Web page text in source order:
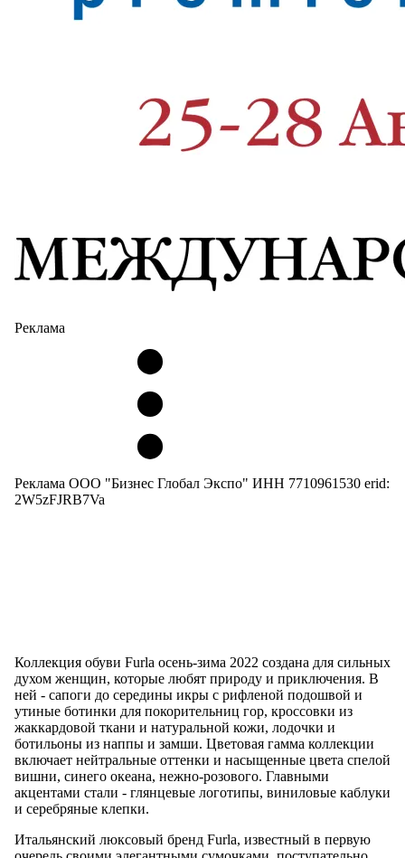
Реклама
Реклама ООО "Бизнес Глобал Экспо" ИНН 7710961530 erid:
2W5zFJRB7Va
Коллекция обуви Furla осень-зима 2022 создана для сильных
духом женщин, которые любят природу и приключения. В
ней - сапоги до середины икры с рифленой подошвой и
утиные ботинки для покорительниц гор, кроссовки из
жаккардовой ткани и натуральной кожи, лодочки и
ботильоны из наппы и замши. Цветовая гамма коллекции
включает нейтральные оттенки и насыщенные цвета спелой
вишни, синего океана, нежно-розового. Главными
акцентами стали - глянцевые логотипы, виниловые каблуки
и серебряные клепки.
Итальянский люксовый бренд Furla, известный в первую